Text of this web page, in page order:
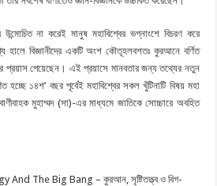
না করেই মানুষ মহাবিশ্বের ভগ্নাংশে বিচরণ করে
হালে বিজ্ঞানীদের একটি অংশ কৌতূহলবশতঃ কুরআনে বর্ণিত
প্রয়াস পেয়েছেন। এই প্রয়াসে মানবতার জন্য তথ্যের নতুন
হচ্ছে ১৪শ’ বছর পূর্বেই মহাবিশ্বের সকল খুঁটিনাটি বিষয় মহা
মুহাম্মদ (সা)-এর মাধ্যমে জাতিকে সােচ্চারে অবহিত
The Big Bang – কুরআন, সৃষ্টিতত্ত্ব ও বিগ-